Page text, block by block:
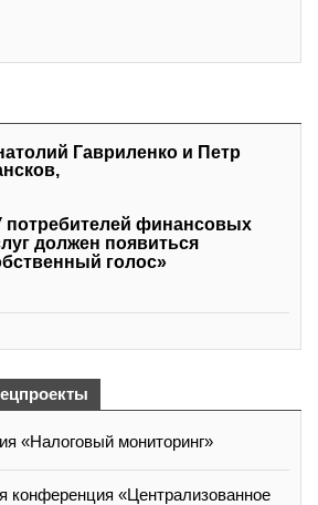
Гавриленко и Петр
потребителей финансовых
должен появиться
голос»
«Налоговый мониторинг»
конференция «Централизованное